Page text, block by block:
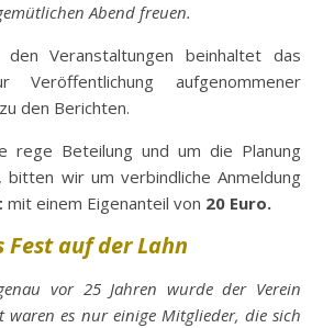
Abend freuen.
Veranstaltungen beinhaltet das
Veröffentlichung aufgenommener
den Berichten.
rege Beteilung und um die Planung
bitten wir um verbindliche Anmeldung
mit einem Eigenanteil von 20 Euro.
Fest auf der Lahn
vor 25 Jahren wurde der Verein
waren es nur einige Mitglieder, die sich